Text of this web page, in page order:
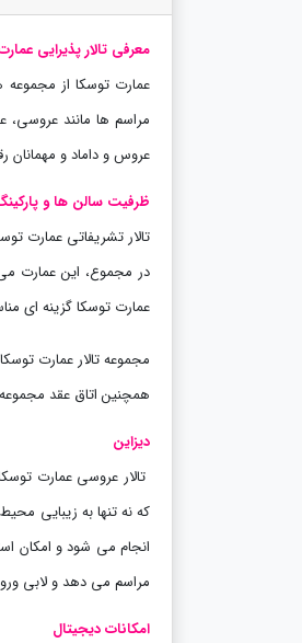
معرفی تالار پذیرایی
عمارت توسکا از
مراسم ‌ها مانند عروسی،
عروس و داماد و مهمانان
ظرفیت سالن ها و
عمارت توسکا گزینه ‌ای
مجموعه تالار عمارت توسکا دارای پارکینگ اختصاصی
همچنین اتاق عقد مجموعه ظرفیت ۲۰ نفر دارد که فضایی مناسب برای برگزاری
دیزاین
انجام می ‌شود و امکان
مراسم می ‌دهد و لابی
امکانات دیجیتال